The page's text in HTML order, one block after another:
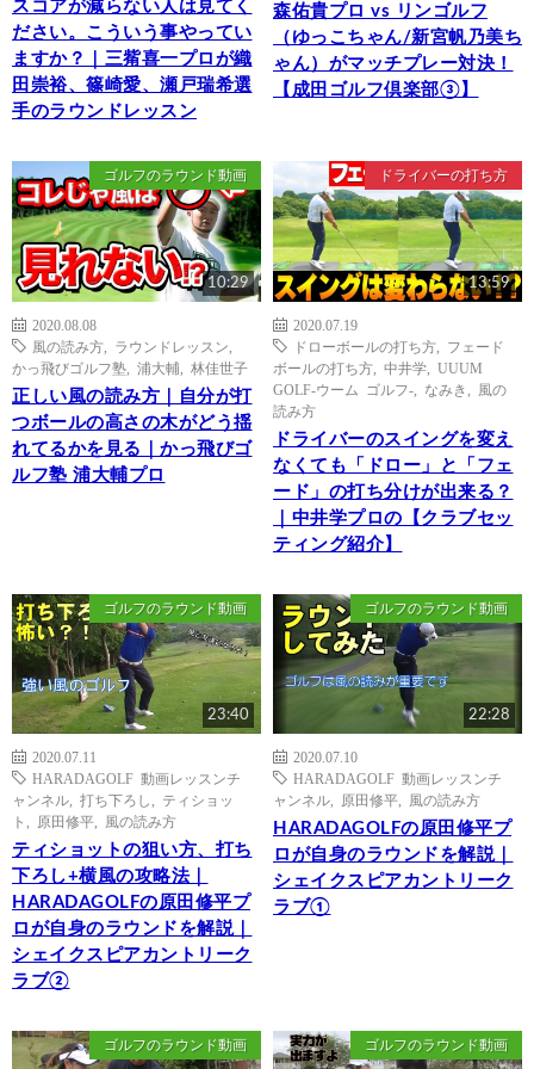
スコアが減らない人は見てく
ださい。こういう事やってい
ますか？｜三觜喜一プロが織
田崇裕、篠崎愛、瀬戸瑞希選
手のラウンドレッスン
森佑貴プロ vs リンゴルフ
（ゆっこちゃん/新宮帆乃美ち
ゃん）がマッチプレー対決！
【成田ゴルフ倶楽部③】
ゴルフのラウンド動画
10:29
2020.08.08
風の読み方
ラウンドレッスン
かっ飛びゴルフ塾
浦大輔 林佳世子
正しい風の読み方｜自分が打
つボールの高さの木がどう揺
れてるかを見る｜かっ飛びゴ
ルフ塾 浦大輔プロ
ドライバーの打ち方
13:59
2020.07.19
ドローボールの打ち方
フェード
ボールの打ち方
中井学
UUUM
GOLF-ウーム ゴルフ-
なみき
風の
読み方
ドライバーのスイングを変え
なくても「ドロー」と「フェ
ード」の打ち分けが出来る？
｜中井学プロの【クラブセッ
ティング紹介】
ゴルフのラウンド動画
23:40
2020.07.11
HARADAGOLF 動画レッスンチ
ャンネル
打ち下ろし
ティショッ
ト
原田修平 風の読み方
ティショットの狙い方、打ち
下ろし+横風の攻略法｜
HARADAGOLFの原田修平プ
ロが自身のラウンドを解説｜
シェイクスピアカントリーク
ラブ②
ゴルフのラウンド動画
22:28
2020.07.10
HARADAGOLF 動画レッスンチ
ャンネル
原田修平 風の読み方
HARADAGOLFの原田修平プ
ロが自身のラウンドを解説｜
シェイクスピアカントリーク
ラブ①
ゴルフのラウンド動画 ゴルフのラウンド動画